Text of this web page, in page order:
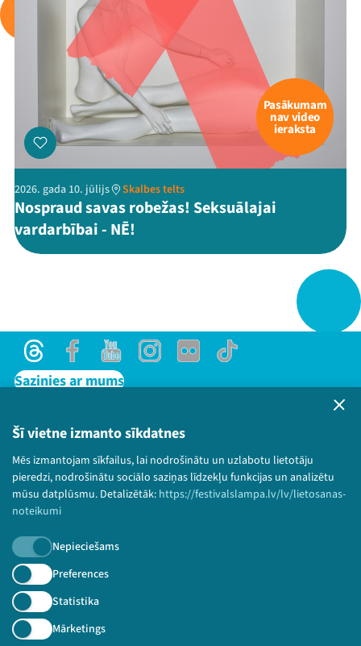
Šī vietne izmanto sīkdatnes
Mēs izmantojam sīkfailus, lai nodrošinātu un uzlabotu lietotāju
pieredzi, nodrošinātu sociālo saziņas līdzekļu funkcijas un analizētu
mūsu datplūsmu. Detalizētāk: https://festivalslampa.lv/lv/lietosanas-
noteikumi
Nepieciešams
Preferences
Statistika
Mārketings
Ziedo
Veikals
Kontakti
TikTok
Pasākumam
nav video
ieraksta
2026. gada 10. jūlijs Skalbes telts
Nospraud savas robežas! Seksuālajai
vardarbībai - NĒ!
ThreadsFacebookYoutubeInstagram
Flick TikTok
Sazinies ar mums
Lietošanas noteikumi un sīkdatņu politika
Bērnu aizsardzības politika
© 2026 Sarunu festivāls LAMPA Visas tiesības
paturētas.
Piesakies jaunumiem!
Nepalaid garām aktuālāko informāciju!